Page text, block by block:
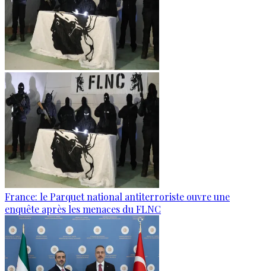
France: le Parquet national antiterroriste ouvre une
enquête après les menaces du FLNC